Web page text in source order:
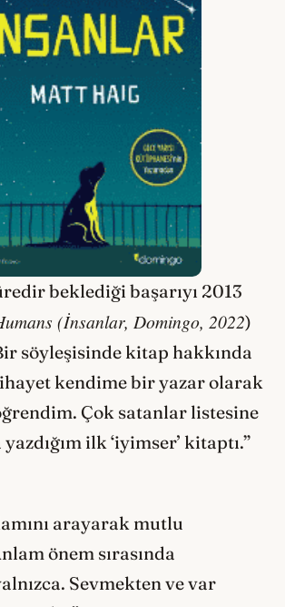
beklediği başarıyı 2013
(İnsanlar, Domingo, 2022)
söyleşisinde kitap hakkında
kendime bir yazar olarak
Çok satanlar listesine
ilk ‘iyimser’ kitaptı.”
arayarak mutlu
önem sırasında
Sevmekten ve var